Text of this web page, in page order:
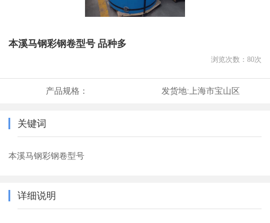
本溪马钢彩钢卷型号 品种多
浏览次数： 80次
产品规格： 发货地: 上海市宝山区
关键词
本溪马钢彩钢卷型号
详细说明